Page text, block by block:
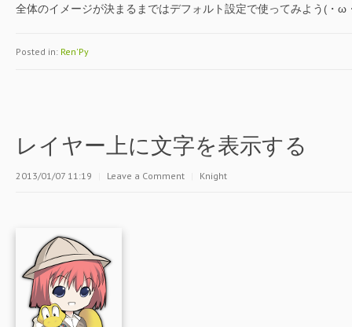
全体のイメージが決まるまではデフォルト設定で使ってみよう(・ω
Posted in: Ren'Py
レイヤー上に文字を表示する
2013/01/07 11:19 Leave a Comment Knight